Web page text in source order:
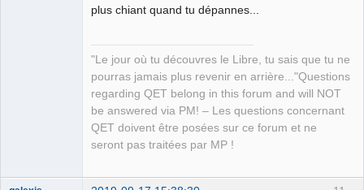
plus chiant quand tu dépannes...
"Le jour où tu découvres le Libre, tu sais que tu ne
pourras jamais plus revenir en arrière..."Questions
regarding QET belong in this forum and will NOT
be answered via PM! – Les questions concernant
QET doivent être posées sur ce forum et ne
seront pas traitées par MP !